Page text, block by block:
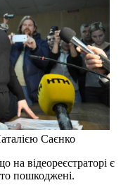
Саєнко
на відеореєстраторі є
пошкоджені.